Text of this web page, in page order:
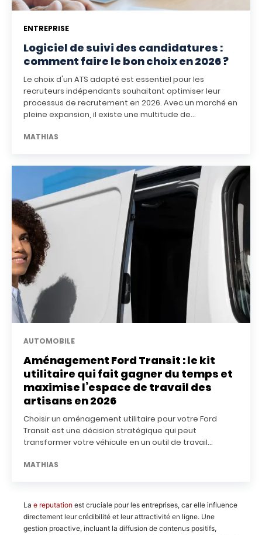
ENTREPRISE
Logiciel de suivi des candidatures :
comment faire le bon choix en 2026 ?
Le choix d'un ATS adapté est essentiel pour les
recruteurs indépendants souhaitant optimiser leur
processus de recrutement en 2026. Avec un marché en
pleine expansion, il existe une multitude de...
MATHIAS
AUTOMOBILE
Aménagement Ford Transit : le kit
utilitaire qui fait gagner du temps et
maximise l’espace de travail des
artisans en 2026
Choisir un aménagement utilitaire pour votre Ford
Transit est une décision stratégique qui peut
transformer votre véhicule en un outil de travail...
MATHIAS
La e reputation est cruciale pour les entreprises, car elle influence
directement leur crédibilité et leur attractivité en ligne. Une
gestion proactive, incluant la diffusion de contenus positifs,